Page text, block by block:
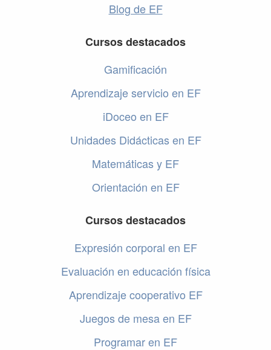
Blog de EF
Cursos destacados
Gamificación
Aprendizaje servicio en EF
iDoceo en EF
Unidades Didácticas en EF
Matemáticas y EF
Orientación en EF
Cursos destacados
Expresión corporal en EF
Evaluación en educación física
Aprendizaje cooperativo EF
Juegos de mesa en EF
Programar en EF